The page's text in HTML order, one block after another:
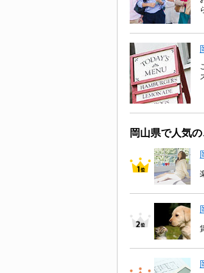
岡山県で人気